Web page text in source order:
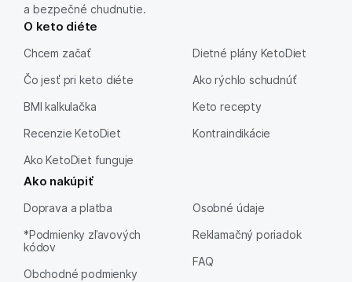
a bezpečné chudnutie.
O keto diéte
Chcem začať
Čo jesť pri keto diéte
BMI kalkulačka
Recenzie KetoDiet
Ako KetoDiet funguje
Dietné plány KetoDiet
Ako rýchlo schudnúť
Keto recepty
Kontraindikácie
Ako nakúpiť
Doprava a platba
*Podmienky zľavových
kódov
Obchodné podmienky
Osobné údaje
Reklamačný poriadok
FAQ